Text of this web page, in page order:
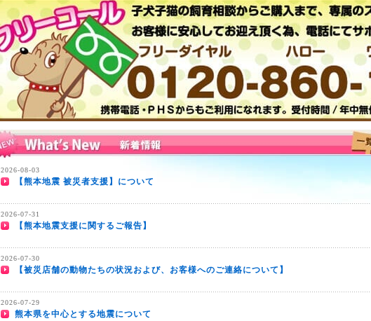
2026-08-03
【熊本地震 被災者支援】について
2026-07-31
【熊本地震支援に関するご報告】
2026-07-30
【被災店舗の動物たちの状況および、お客様へのご連絡について】
2026-07-29
熊本県を中心とする地震について